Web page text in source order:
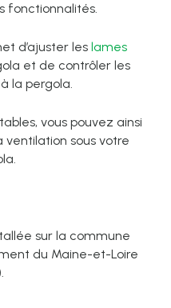
fonctionnalités.
d’ajuster les lames
et de contrôler les
la pergola.
vous pouvez ainsi
sous votre
sur la commune
du Maine-et-Loire